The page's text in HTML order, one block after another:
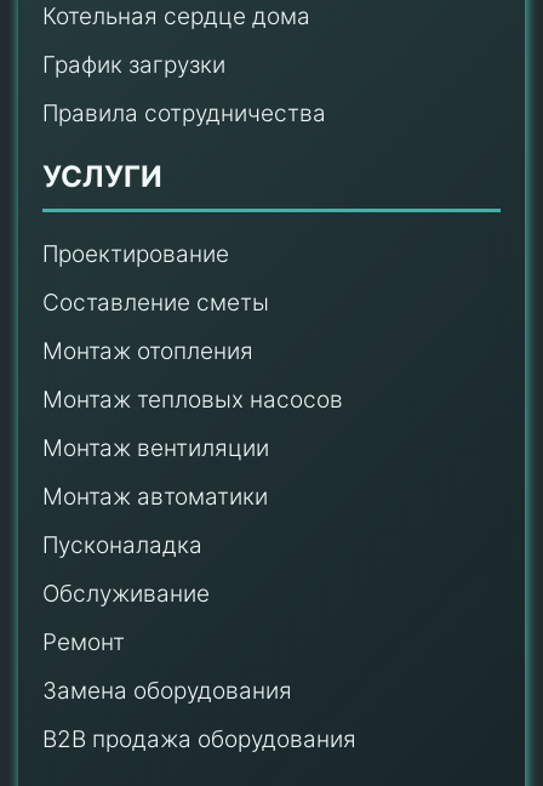
Котельная сердце дома
График загрузки
Правила сотрудничества
УСЛУГИ
Проектирование
Составление сметы
Монтаж отопления
Монтаж тепловых насосов
Монтаж вентиляции
Монтаж автоматики
Пусконаладка
Обслуживание
Ремонт
Замена оборудования
B2B продажа оборудования